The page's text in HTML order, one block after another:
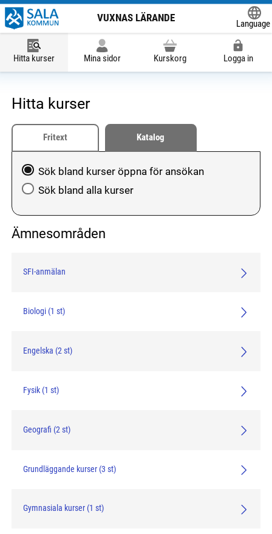
VUXNAS LÄRANDE
Language
Hitta kurser Mina sidor Kurskorg Logga in
Hitta kurser
Fritext Katalog
Välj att söka blandkurser öppna för ansökan eller hela
Sök bland kurser öppna för ansökan
Sök bland alla kurser
Ämnesområden
SFI-anmälan
Biologi (1 st)
Engelska (2 st)
Fysik (1 st)
Geografi (2 st)
Grundläggande kurser (3 st)
Gymnasiala kurser (1 st)